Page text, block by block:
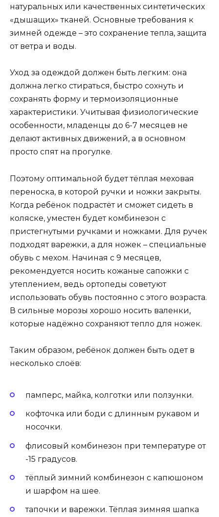
натуральных или качественных синтетических
«дышащих» тканей. Основные требования к
зимней одежде – это сохранение тепла, защита
от ветра и воды.
Уход за одеждой должен быть легким: она
должна легко стираться, быстро сохнуть и
сохранять форму и термоизоляционные
характеристики. Учитывая физиологические
особенности, младенцы до 6-7 месяцев не
делают активных движений, а в основном
просто спят на прогулке.
Поэтому оптимальной будет тёплая меховая
переноска, в которой ручки и ножки закрыты.
Когда ребёнок подрастёт и сможет сидеть в
коляске, уместен будет комбинезон с
пристегнутыми ручками и ножками. Для ручек
подходят варежки, а для ножек – специальные
обувь с мехом. Начиная с 9 месяцев,
рекомендуется носить кожаные сапожки с
утеплением, ведь ортопеды советуют
использовать обувь постоянно с этого возраста.
В сильные морозы хорошо носить валенки,
которые надёжно сохраняют тепло для ножек.
Таким образом, ребёнок должен быть одет в
несколько слоёв:
памперс, майка, колготки или ползунки.
кофточка или боди с длинным рукавом и
носочки.
флисовый комбинезон при температуре от
-15 градусов.
тёплый зимний комбинезон с капюшоном
и шарфом на шее.
тапочки и варежки. Тёплая зимняя шапка